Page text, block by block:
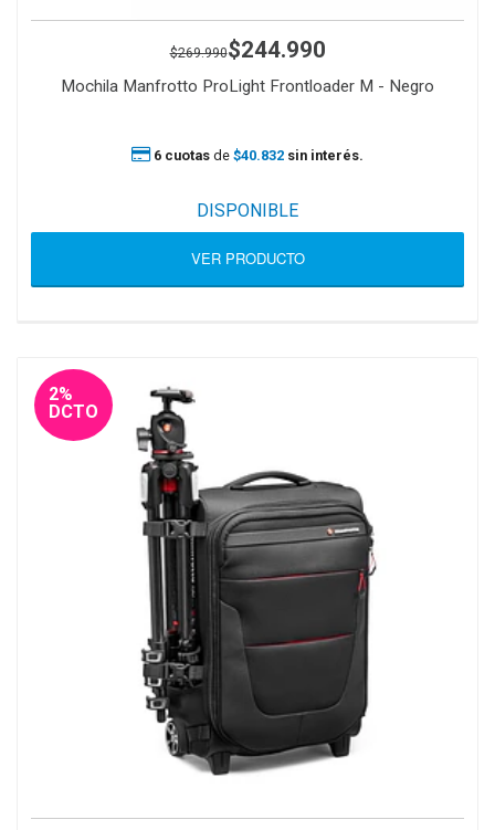
$269.990$244.990
Mochila Manfrotto ProLight Frontloader M - Negro
6 cuotas de $40.832 sin interés.
DISPONIBLE
VER PRODUCTO
2%
DCTO